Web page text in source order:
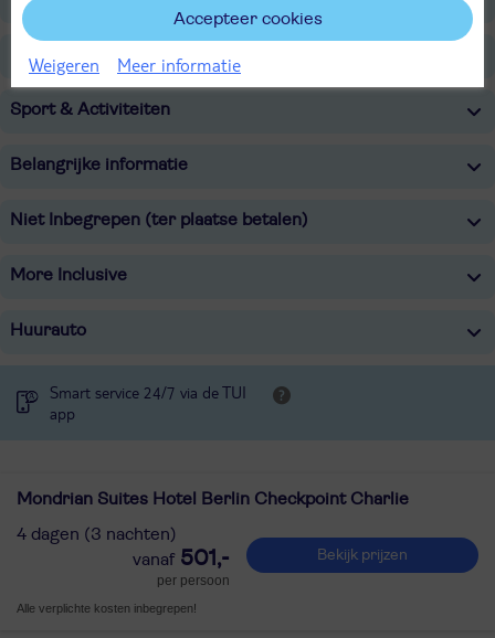
Sport & Activiteiten
Belangrijke informatie
Niet Inbegrepen (ter plaatse betalen)
More Inclusive
Huurauto
Smart service 24/7 via de TUI
app
Mondrian Suites Hotel Berlin Checkpoint Charlie
4 dagen (3 nachten)
501,-
per persoon
Bekijk prijzen
Alle verplichte kosten inbegrepen!
Accepteer cookies
Weigeren Meer informatie